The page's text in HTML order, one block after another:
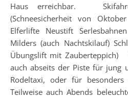
Haus erreichbar.
(Schneesicherheit von
Elferlifte Neustift
Milders (auch Nachtskilauf)
Übungslift mit Zauberteppich)
auch abseits der Piste für jung
Rodeltaxi, oder für
Teilweise auch Abends